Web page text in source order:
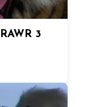
RAWR 3